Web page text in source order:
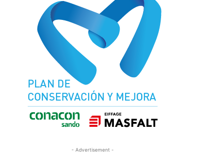
- Advertisement -